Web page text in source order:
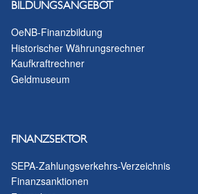
BILDUNGSANGEBOT
OeNB-Finanzbildung
Historischer Währungsrechner
Kaufkraftrechner
Geldmuseum
FINANZSEKTOR
SEPA-Zahlungsverkehrs-Verzeichnis
Finanzsanktionen